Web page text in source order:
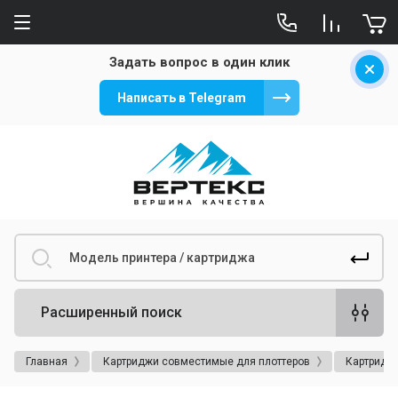
Задать вопрос в один клик
Написать в Telegram
Расширенный поиск
Главная Картриджи совместимые для плоттеров